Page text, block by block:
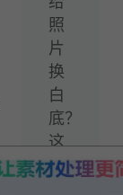
照
片
换
白
底？
这
3
种